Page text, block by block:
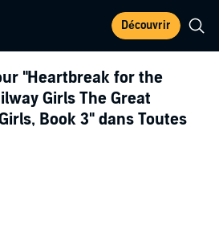
Découvrir
"Heartbreak for the
Girls The Great
Book 3" dans Toutes